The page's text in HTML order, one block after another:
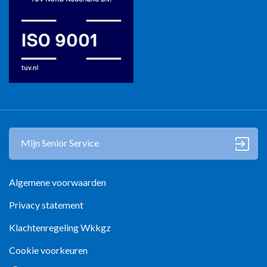
Algemene voorwaarden
Privacy statement
Klachtenregeling Wkkgz
Cookie voorkeuren
Mijn Senior Service